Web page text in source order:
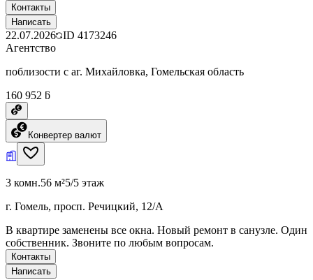
Контакты
Написать
22.07.2026 ID 4173246
Агентство
поблизости с аг. Михайловка, Гомельская область
160 952 ƃ
Конвертер валют
3 комн.56 м²5/5 этаж
г. Гомель, просп. Речицкий, 12/А
В квартире заменены все окна. Новый ремонт в санузле. Один
собственник. Звоните по любым вопросам.
Контакты
Написать